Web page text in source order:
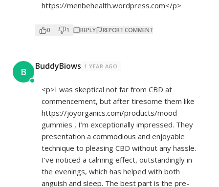
https://menbehealth.wordpress.com</p>
0 1 REPLY REPORT COMMENT
B BuddyBiows 1 YEAR AGO
<p>I was skeptical not far from CBD at
commencement, but after tiresome them like
https://joyorganics.com/products/mood-
gummies , I’m exceptionally impressed. They
presentation a commodious and enjoyable
technique to pleasing CBD without any hassle.
I’ve noticed a calming effect, outstandingly in
the evenings, which has helped with both
anguish and sleep. The best part is the pre-